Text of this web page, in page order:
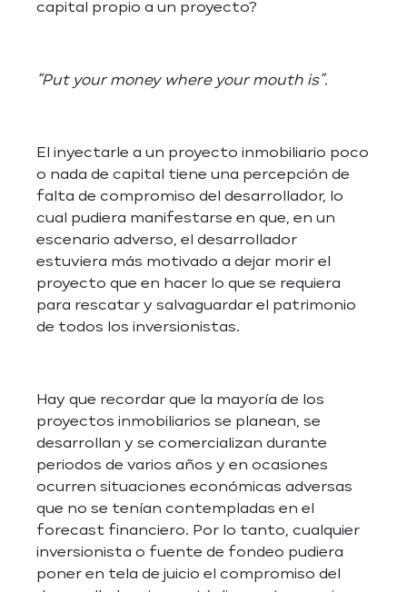
capital propio a un proyecto?
“Put your money where your mouth is”.
El inyectarle a un proyecto inmobiliario poco
o nada de capital tiene una percepción de
falta de compromiso del desarrollador, lo
cual pudiera manifestarse en que, en un
escenario adverso, el desarrollador
estuviera más motivado a dejar morir el
proyecto que en hacer lo que se requiera
para rescatar y salvaguardar el patrimonio
de todos los inversionistas.
Hay que recordar que la mayoría de los
proyectos inmobiliarios se planean, se
desarrollan y se comercializan durante
periodos de varios años y en ocasiones
ocurren situaciones económicas adversas
que no se tenían contempladas en el
forecast financiero. Por lo tanto, cualquier
inversionista o fuente de fondeo pudiera
poner en tela de juicio el compromiso del